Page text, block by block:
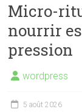
Micro-
nourrir
pression
wordpress
5 août 2026